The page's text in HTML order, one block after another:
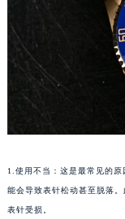
1.使用不当：这是最常见的
能会导致表针松动甚至脱落
表针受损。